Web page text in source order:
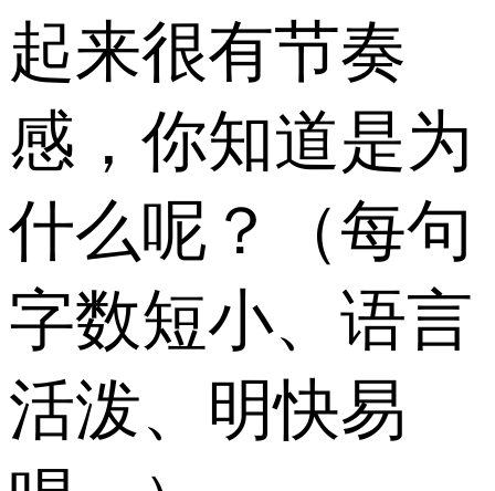
起来很有节奏
感，你知道是为
什么呢？（每句
字数短小、语言
活泼、明快易